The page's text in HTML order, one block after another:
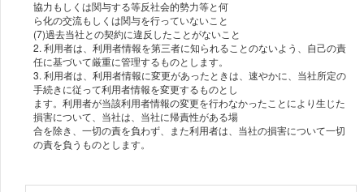
協⼒もしくは関与する等反社会的勢⼒等と何
ら化の交流もしくは関与を⾏っていないこと
(7)過去当社との契約に違反したことがないこと
2. 利⽤者は、利⽤者情報を第三者に知られることのないよう、⾃⼰の責
任に基づいて厳重に管理するものとします。
3. 利⽤者は、利⽤者情報に変更があったときは、速やかに、当社所定の
⼿続きに従って利⽤者情報を変更するものとし
ます。利⽤者が当該利⽤者情報の変更を⾏わなかったことにより⽣じた
損害について、当社は、当社に帰責性がある場
合を除き、⼀切の責を負わず、また利⽤者は、当社の損害について⼀切
の責を負うものとします。